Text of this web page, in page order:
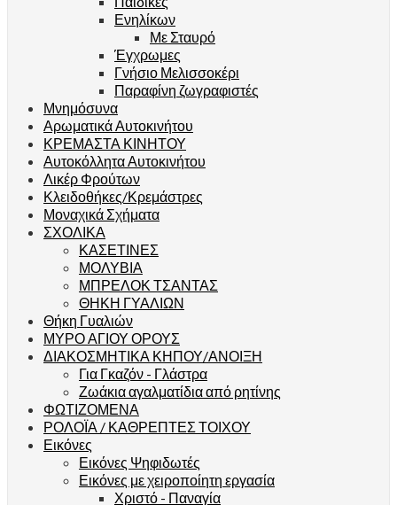
Ενηλίκων
Με Σταυρό
Έγχρωμες
Γνήσιο Μελισσοκέρι
Παραφίνη ζωγραφιστές
Μνημόσυνα
Αρωματικά Αυτοκινήτου
ΚΡΕΜΑΣΤΑ ΚΙΝΗΤΟΥ
Αυτοκόλλητα Αυτοκινήτου
Λικέρ Φρούτων
Κλειδοθήκες/Κρεμάστρες
Μοναχικά Σχήματα
ΣΧΟΛΙΚΑ
ΚΑΣΕΤΙΝΕΣ
ΜΟΛΥΒΙΑ
ΜΠΡΕΛΟΚ ΤΣΑΝΤΑΣ
ΘΗΚΗ ΓΥΑΛΙΩΝ
Θήκη Γυαλιών
ΜΥΡΟ ΑΓΙΟΥ ΟΡΟΥΣ
ΔΙΑΚΟΣΜΗΤΙΚΑ ΚΗΠΟΥ/ΑΝΟΙΞΗ
Για Γκαζόν - Γλάστρα
Ζωάκια αγαλματίδια από ρητίνης
ΦΩΤΙΖΟΜΕΝΑ
ΡΟΛΟΪΑ / ΚΑΘΡΕΠΤΕΣ ΤΟΙΧΟΥ
Εικόνες
Εικόνες Ψηφιδωτές
Εικόνες με χειροποίητη εργασία
Χριστό - Παναγία